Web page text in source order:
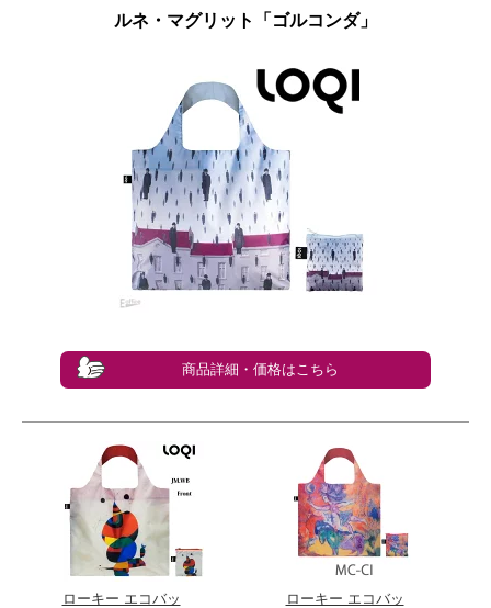
ルネ・マグリット「ゴルコンダ」
商品詳細・価格はこちら
ローキー エコバッ
ローキー エコバッ